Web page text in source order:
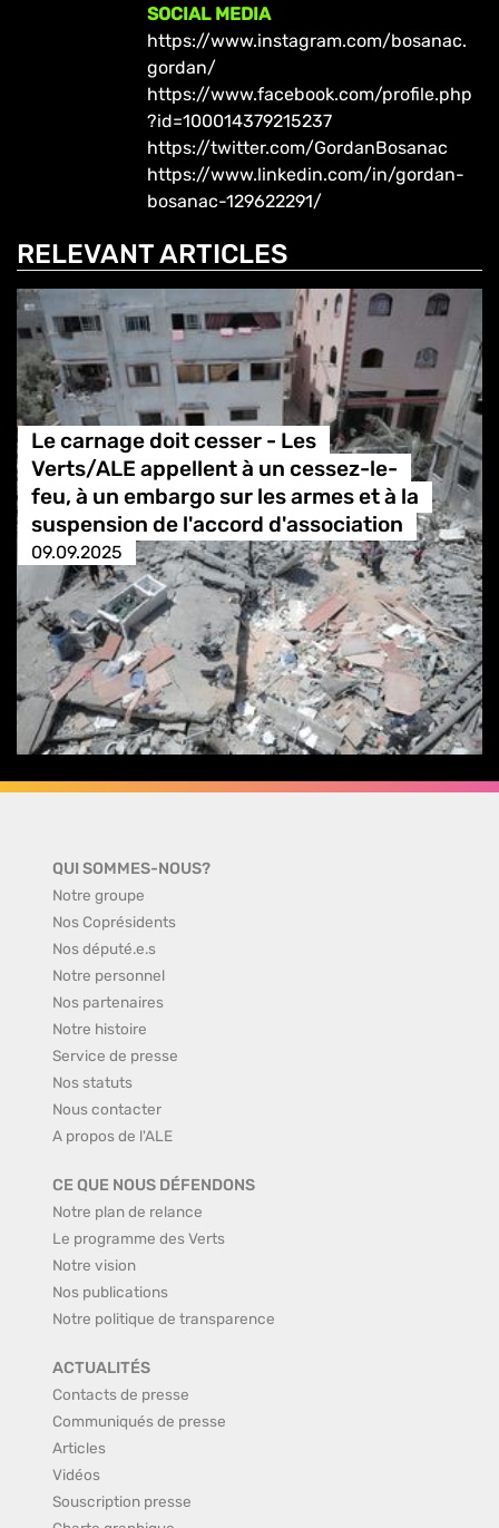
SOCIAL MEDIA
https://www.instagram.com/bosanac.
gordan/
https://www.facebook.com/profile.php
?id=100014379215237
https://twitter.com/GordanBosanac
https://www.linkedin.com/in/gordan-
bosanac-129622291/
RELEVANT ARTICLES
Le carnage doit cesser - Les
Verts/ALE appellent à un cessez-le-
feu, à un embargo sur les armes et à la
suspension de l'accord d'association
09.09.2025
QUI SOMMES-NOUS?
Notre groupe
Nos Coprésidents
Nos député.e.s
Notre personnel
Nos partenaires
Notre histoire
Service de presse
Nos statuts
Nous contacter
A propos de l'ALE
CE QUE NOUS DÉFENDONS
Notre plan de relance
Le programme des Verts
Notre vision
Nos publications
Notre politique de transparence
ACTUALITÉS
Contacts de presse
Communiqués de presse
Articles
Vidéos
Souscription presse